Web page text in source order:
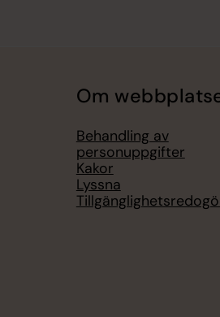
Om
Behandling av
personuppgifter
Kakor
Lyssna